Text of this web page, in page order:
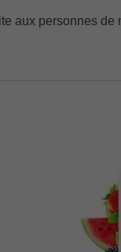
aux personnes de